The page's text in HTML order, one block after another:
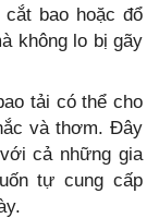
bao hoặc đổ
không lo bị gãy
tải có thể cho
và thơm. Đây
cả những gia
tự cung cấp